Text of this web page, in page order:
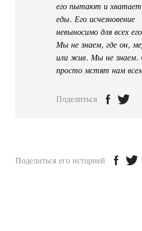
его пытают и хватает
еды. Его исчезновение
невыносимо для всех
Мы не знаем, где он,
или жив. Мы не знаем.
просто мстят нам
Поделиться
Поделиться его историей